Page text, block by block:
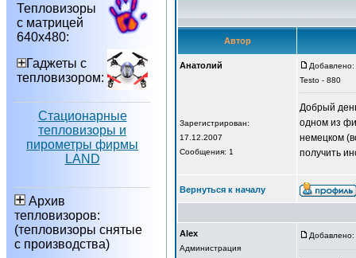
Тепловизоры
с матрицей
640х480:
Гаджеты с
тепловизором:
Стационарные
тепловизоры и
пирометры фирмы
LAND
Архив
тепловизоров:
(тепловизоры снятые
с производства)
Автор
Анатолий
Зарегистрирован:
17.12.2007
Сообщения: 1
Testo - 880
Добрый
одном из
немецком
получить
Вернуться к началу
Alex
Администрация